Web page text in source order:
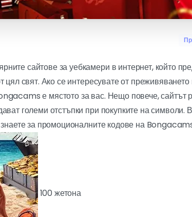
сайтове за уебкамери в интернет, който
цял свят. Ако се интересувате от
е мястото за вас. Нещо повече, сайтът
големи отстъпки при покупките на символи.
за промоционалните кодове на
100 жетона